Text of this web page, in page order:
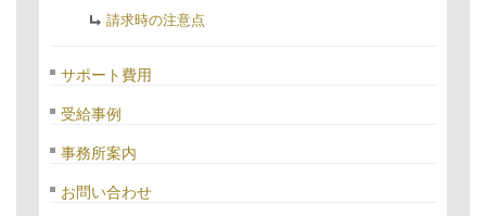
請求時の注意点
サポート費用
受給事例
事務所案内
お問い合わせ